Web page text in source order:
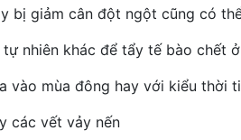
bị giảm cân đột ngột cũng có
nhiên khác để tẩy tế bào chết
vào mùa đông hay với kiểu thời
các vết vảy nến